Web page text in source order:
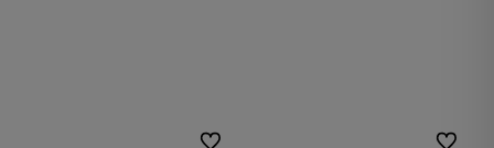
Do ulubionych Do